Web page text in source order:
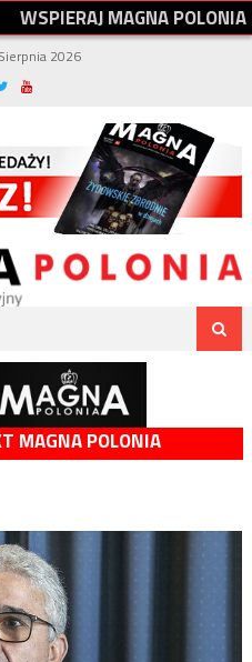
WSPIERAJMAGNAPOLONIA
2026
MAGNA POLONIA